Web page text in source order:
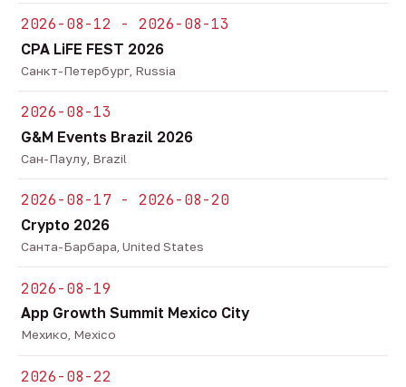
2026-08-12 - 2026-08-13
CPA LiFE FEST 2026
Санкт-Петербург, Russia
2026-08-13
G&M Events Brazil 2026
Сан-Паулу, Brazil
2026-08-17 - 2026-08-20
Crypto 2026
Санта-Барбара, United States
2026-08-19
App Growth Summit Mexico City
Мехико, Mexico
2026-08-22